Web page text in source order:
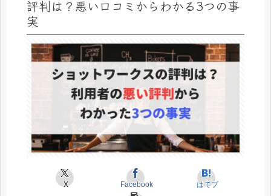
評判は？悪い口コミからわかる3つの事
実
X Facebook はてブ